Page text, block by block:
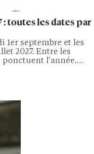
: toutes les dates par
1er septembre et les
2027. Entre les
ponctuent l'année.
établissement.